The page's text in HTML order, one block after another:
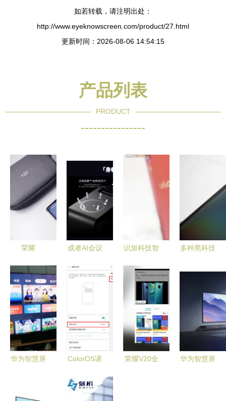
如若转载，请注明出处：
http://www.eyeknowscreen.com/product/27.html
更新时间：2026-08-06 14:54:15
产品列表
PRODUCT
----------------
荣耀
统全面升级
EMUI9.1将
用户体验推
向新高度
成者AI会议
系统战打响
AI会议时
技智慧屏赋
能智能协作
识加科技智
AI引擎完胜
Siri，vivo
X23用户不
容错过
多种黑科技
机测评
华为智慧屏
ColorOS课
屏入门体验
荣耀V20全
华为智慧屏